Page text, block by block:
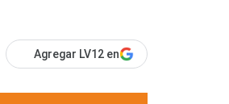
Agregar LV12 en